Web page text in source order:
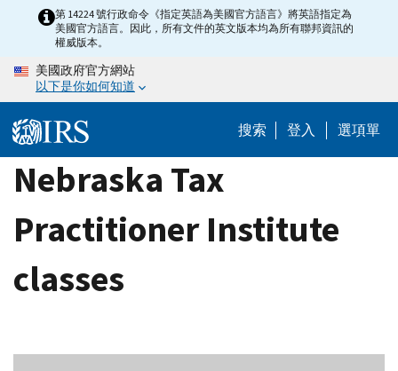
content
第 14224 號行政命令《指定英語為美國官方語言》將英語指定為
美國官方語言。因此，所有文件的英文版本均為所有聯邦資訊的
權威版本。
美國政府官方網站
以下是你如何知道
搜索 登入 選項單
Nebraska Tax
Practitioner Institute
classes